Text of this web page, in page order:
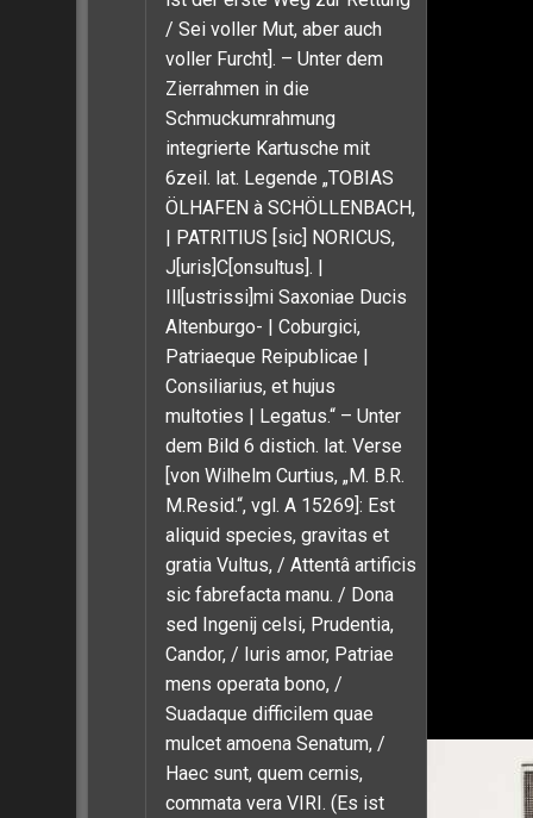
/ Sei voller Mut, aber auch
voller Furcht]. – Unter dem
Zierrahmen in die
Schmuckumrahmung
integrierte Kartusche mit
6zeil. lat. Legende „TOBIAS
ÖLHAFEN à SCHÖLLENBACH,
| PATRITIUS [sic] NORICUS,
J[uris]C[onsultus]. |
Ill[ustrissi]mi Saxoniae Ducis
Altenburgo- | Coburgici,
Patriaeque Reipublicae |
Consiliarius, et hujus
multoties | Legatus.“ – Unter
dem Bild 6 distich. lat. Verse
[von Wilhelm Curtius, „M. B.R.
M.Resid.“, vgl. A 15269]: Est
aliquid species, gravitas et
gratia Vultus, / Attentâ artificis
sic fabrefacta manu. / Dona
sed Ingenij celsi, Prudentia,
Candor, / Iuris amor, Patriae
mens operata bono, /
Suadaque difficilem quae
mulcet amoena Senatum, /
Haec sunt, quem cernis,
commata vera VIRI. (Es ist